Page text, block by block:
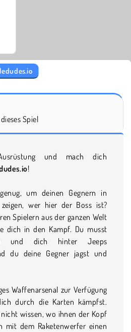
Spiel
und mach dich
!
um deinen Gegnern in
wer hier der Boss ist?
Spielern aus der ganzen Welt
dich in den Kampf. Du musst
und dich hinter Jeeps
du deine Gegner jagst und
Waffenarsenal zur Verfügung
durch die Karten kämpfst.
nicht wissen, wo ihnen der Kopf
mit dem Raketenwerfer einen